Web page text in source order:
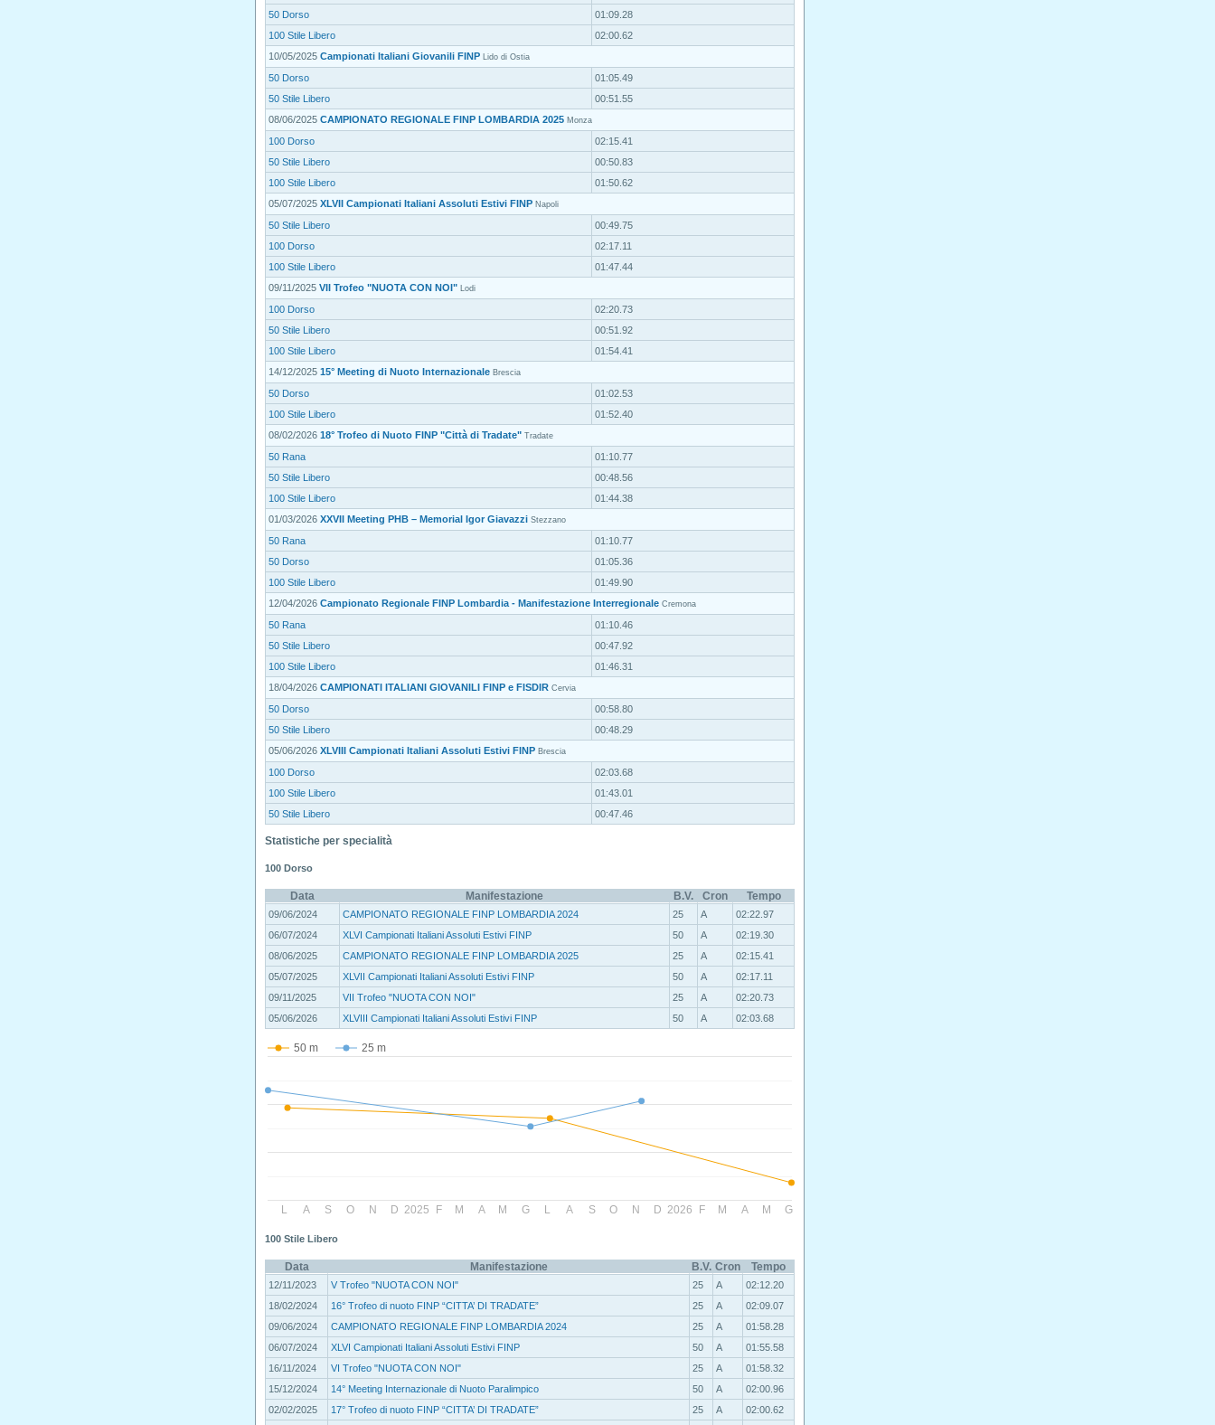
50 Dorso
01:09.28
100 Stile Libero
02:00.62
10/05/2025 Campionati Italiani Giovanili FINP Lido di Ostia
50 Dorso
01:05.49
50 Stile Libero
00:51.55
08/06/2025 CAMPIONATO REGIONALE FINP LOMBARDIA 2025 Monza
100 Dorso
02:15.41
50 Stile Libero
00:50.83
100 Stile Libero
01:50.62
05/07/2025 XLVII Campionati Italiani Assoluti Estivi FINP Napoli
50 Stile Libero
00:49.75
100 Dorso
02:17.11
100 Stile Libero
01:47.44
09/11/2025 VII Trofeo "NUOTA CON NOI" Lodi
100 Dorso
02:20.73
50 Stile Libero
00:51.92
100 Stile Libero
01:54.41
14/12/2025 15° Meeting di Nuoto Internazionale Brescia
50 Dorso
01:02.53
100 Stile Libero
01:52.40
08/02/2026 18° Trofeo di Nuoto FINP "Città di Tradate" Tradate
50 Rana
01:10.77
50 Stile Libero
00:48.56
100 Stile Libero
01:44.38
01/03/2026 XXVII Meeting PHB – Memorial Igor Giavazzi Stezzano
50 Rana
01:10.77
50 Dorso
01:05.36
100 Stile Libero
01:49.90
12/04/2026 Campionato Regionale FINP Lombardia - Manifestazione Interregionale Cremona
50 Rana
01:10.46
50 Stile Libero
00:47.92
100 Stile Libero
01:46.31
18/04/2026 CAMPIONATI ITALIANI GIOVANILI FINP e FISDIR Cervia
50 Dorso
00:58.80
50 Stile Libero
00:48.29
05/06/2026 XLVIII Campionati Italiani Assoluti Estivi FINP Brescia
100 Dorso
02:03.68
100 Stile Libero
01:43.01
50 Stile Libero
00:47.46
Statistiche per specialità
100 Dorso
Data Manifestazione B.V. Cron Tempo
09/06/2024 CAMPIONATO REGIONALE FINP LOMBARDIA 2024 25 A
02:22.97
06/07/2024
XLVI Campionati Italiani Assoluti Estivi FINP 50 A
02:19.30
08/06/2025
CAMPIONATO REGIONALE FINP LOMBARDIA 2025 25 A
02:15.41
05/07/2025
XLVII Campionati Italiani Assoluti Estivi FINP 50 A
02:17.11
09/11/2025
VII Trofeo "NUOTA CON NOI" 25 A
02:20.73
05/06/2026
XLVIII Campionati Italiani Assoluti Estivi FINP 50 A 02:03.68
50 m 25 m
2025 2026
L A S O N D F M A M G L A S O N D F M A M G
100 Stile Libero
Data Manifestazione B.V. Cron Tempo
12/11/2023 V Trofeo "NUOTA CON NOI" 25 A
02:12.20
18/02/2024
16° Trofeo di nuoto FINP “CITTA’ DI TRADATE” 25 A
02:09.07
09/06/2024
CAMPIONATO REGIONALE FINP LOMBARDIA 2024 25 A
01:58.28
06/07/2024
XLVI Campionati Italiani Assoluti Estivi FINP 50 A
01:55.58
16/11/2024
VI Trofeo "NUOTA CON NOI" 25 A
01:58.32
15/12/2024
14° Meeting Internazionale di Nuoto Paralimpico 50 A
02:00.96
02/02/2025
17° Trofeo di nuoto FINP “CITTA’ DI TRADATE” 25 A 02:00.62